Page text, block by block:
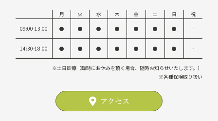
月 火 水 木 金 土 日
祝
09:00-13:00
● ● ● ● ● ● ● -
14:30-18:00 ● ● ● ● ● ● ● -
※土日診療（臨時にお休みを頂く場合、随時お知らせいたします。）
※各種保険取り扱い
アクセス